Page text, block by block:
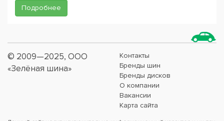
Подробнее
© 2009—2025, ООО
«Зелёная шина»
Контакты
Бренды шин
Бренды дисков
О компании
Вакансии
Карта сайта